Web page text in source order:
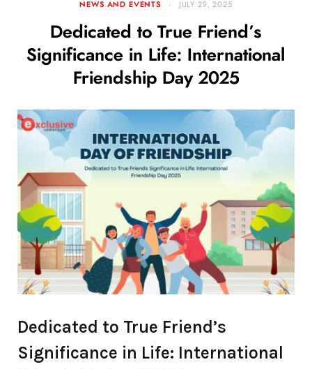
NEWS AND EVENTS JULY 29, 2025
Dedicated to True Friend’s
Significance in Life: International
Friendship Day 2025
Dedicated to True Friend’s
Significance in Life: International